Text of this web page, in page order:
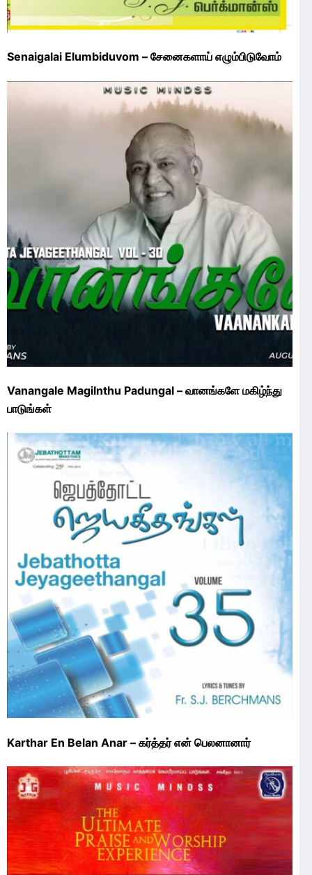
Senaigalai Elumbiduvom – சேனைகளாய் எழும்பிடுவோம்
Vanangale Magilnthu Padungal – வானங்களே மகிழ்ந்து
பாடுங்கள்
Karthar En Belan Anar – கர்த்தர் என் பெலனானார்